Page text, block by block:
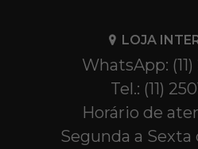
LOJA
WhatsApp:
Tel.: (11)
Horário de
Segunda a Sexta